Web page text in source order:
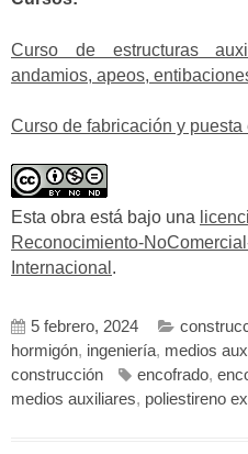
Curso de estructuras
andamios, apeos,
Curso de fabricación y
Esta obra está bajo una
Reconocimiento-
Internacional .
5 febrero, 2024
hormigón, ingeniería, medios
construcción
encofrado,
medios auxiliares, poliestireno